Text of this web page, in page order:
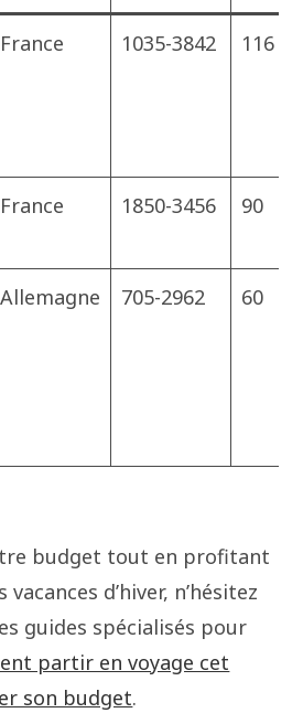
France 1035-3842 116
France 1850-3456 90
Allemagne 705-2962 60
budget tout en profitant
d’hiver, n’hésitez
guides spécialisés pour
partir en voyage cet
son budget.